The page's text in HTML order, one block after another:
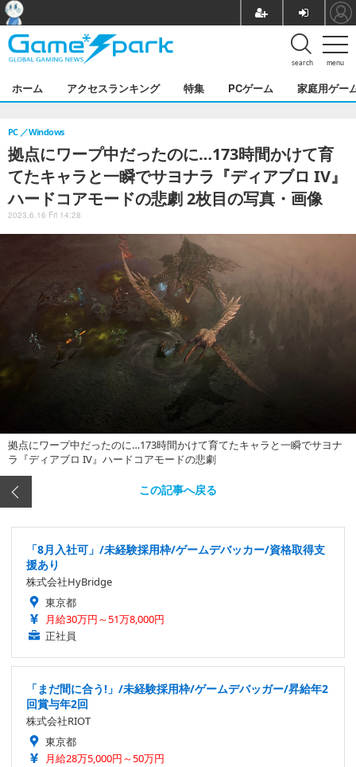
menu
search
ホーム アクセスランキング 特集 PCゲーム 家庭用ゲー
拠点にワープ中だったのに…173時間かけて育
てたキャラと一瞬でサヨナラ『ディアブロ IV』
ハードコアモードの悲劇 2枚目の写真・画像
PC Windows
2023.6.16 Fri 14:28
拠点にワープ中だったのに…173時間かけて育てたキャラと一瞬でサヨナ
ラ『ディアブロ IV』ハードコアモードの悲劇
この記事へ戻る
「8月入社可」/未経験採用枠/ゲームデバッカー/資格取得支
援あり
株式会社HyBridge
東京都
月給30万円～51万8,000円
正社員
「まだ間に合う!」/未経験採用枠/ゲームデバッガー/昇給年2
回賞与年2回
株式会社RIOT
東京都
月給28万5,000円～50万円